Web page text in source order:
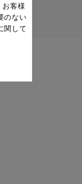
お客様
のない
関して